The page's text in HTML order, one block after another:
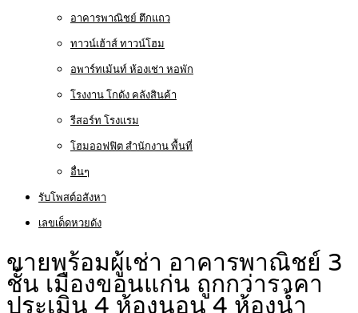
อาคารพาณิชย์ ตึกแถว
ทาวน์เฮ้าส์ ทาวน์โฮม
อพาร์ทเม้นท์ ห้องเช่า หอพัก
โรงงาน โกดัง คลังสินค้า
รีสอร์ท โรงแรม
โฮมออฟฟิต สำนักงาน พื้นที่
อื่นๆ
รับโพสต์อสังหา
เลขเด็ดหวยดัง
ขายพร้อมผู้เช่า อาคารพาณิชย์ 3
ชั้น เมืองขอนแก่น ถูกกว่าราคา
ประเมิน 4 ห้องนอน 4 ห้องน้ำ